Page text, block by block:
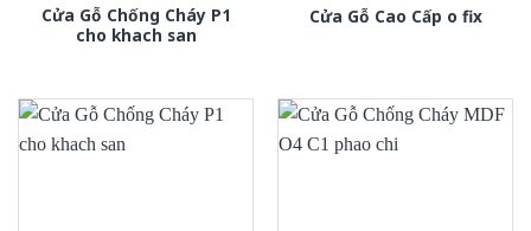
Cửa Gỗ Chống Cháy P1
cho khach san
Cửa Gỗ Cao Cấp o fix